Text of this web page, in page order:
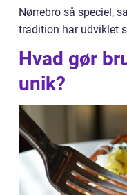
Nørrebro så speciel,
tradition har udviklet
Hvad gør
unik?